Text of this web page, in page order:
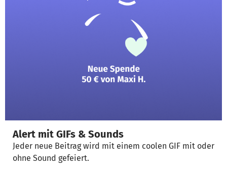
Alert mit GIFs & Sounds
Jeder neue Beitrag wird mit einem coolen GIF mit oder
ohne Sound gefeiert.